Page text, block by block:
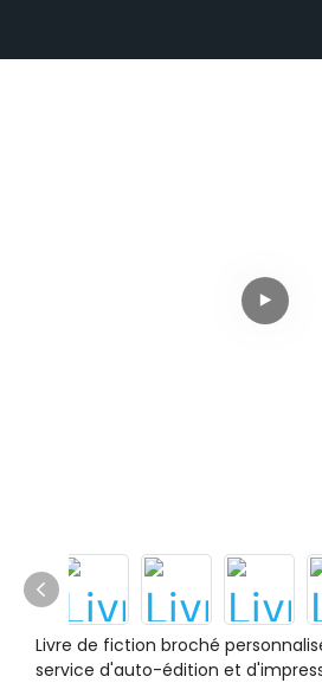
Livre de fiction broché
service d'auto-édition et